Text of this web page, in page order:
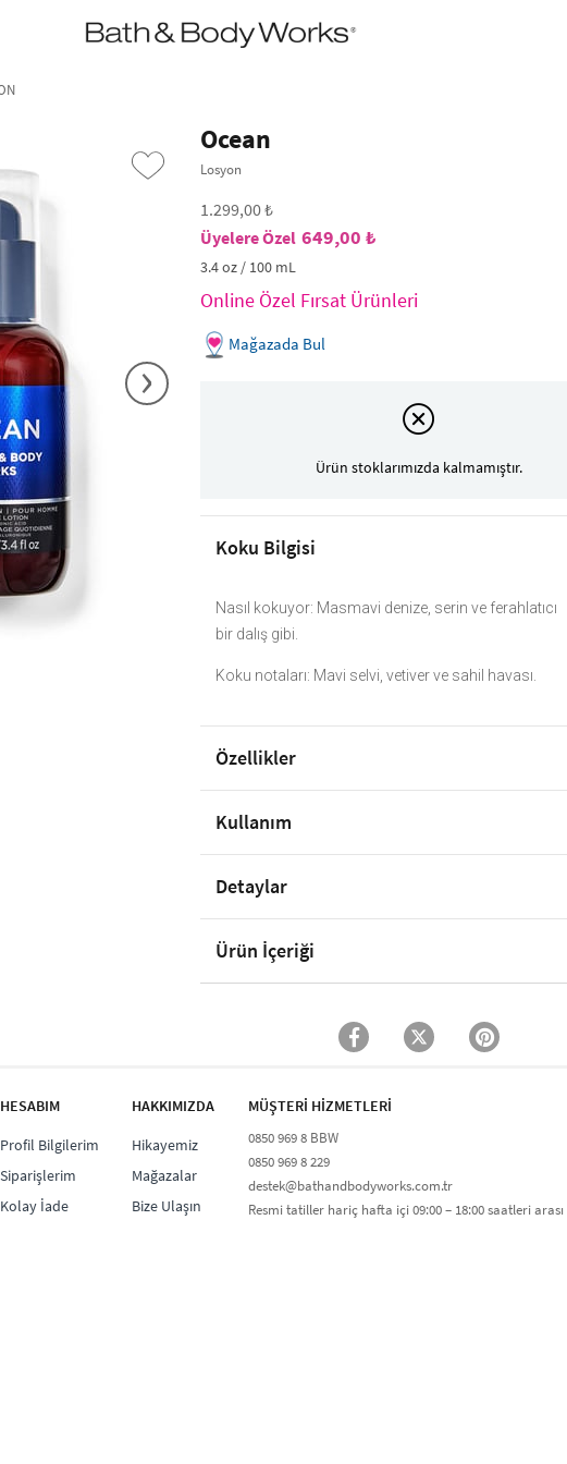
•2200₺ ve Üzeri Kargo Ücretsiz!•
*Promosyon Detayları
›
Ocean
Losyon
1.299,00 ₺
649,00 ₺
3.4 oz / 100 mL
Online Özel Fırsat Ürünleri
Mağazada Bul
Ürün stoklarımızda kalmamıştır.
Koku Bilgisi
Nasıl kokuyor: Masmavi denize, serin ve ferahlatıcı
bir dalış gibi.
Koku notaları: Mavi selvi, vetiver ve sahil havası.
Özellikler
Kullanım
Detaylar
Ürün İçeriği
HESABIM
Profil Bilgilerim
Siparişlerim
Kolay İade
HAKKIMIZDA
Hikayemiz
Mağazalar
Bize Ulaşın
MÜŞTERİ HİZMETLERİ​
0850 969 8 BBW​
0850 969 8 229​​
destek@bathandbodyworks.com.tr
Resmi tatiller hariç hafta içi 09:00 – 18:00 saatleri arası​